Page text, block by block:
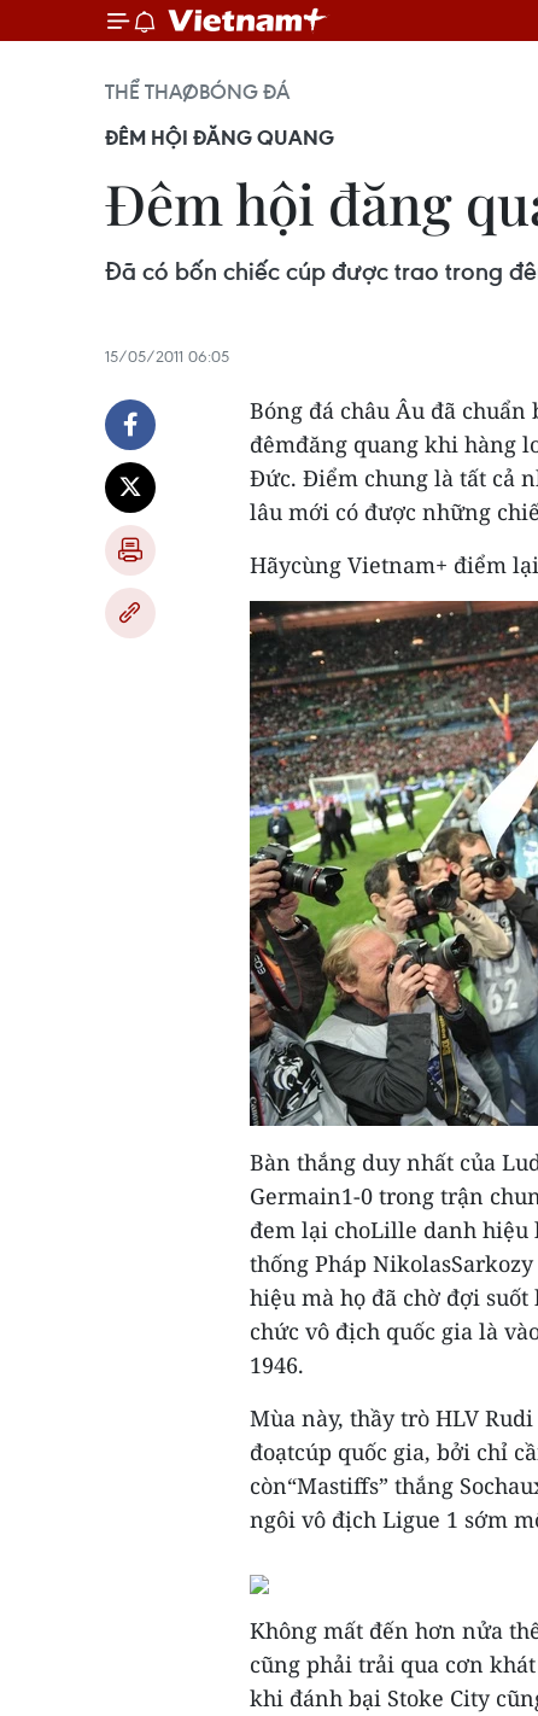
THỂ THAOBÓNG ĐÁ
ĐÊM HỘI ĐĂNG QUANG
Đêm hội đăng
Đã có bốn chiếc cúp được trao trong
15/05/2011 06:05
Bóng đá châu Âu đã
đêmđăng quang khi hàng
Đức. Điểm chung là tất cả
lâu mới có được những
Hãycùng Vietnam+ điểm
Bàn thắng duy nhất của
Germain1-0 trong trận
đem lại choLille danh hiệu
thống Pháp
hiệu mà họ đã chờ đợi
chức vô địch quốc gia là
1946.
Mùa này, thầy trò HLV
đoạtcúp quốc gia, bởi chỉ
còn“Mastiffs” thắng
ngôi vô địch Ligue 1 sớm
Không mất đến hơn nửa
cũng phải trải qua cơn
khi đánh bại Stoke City